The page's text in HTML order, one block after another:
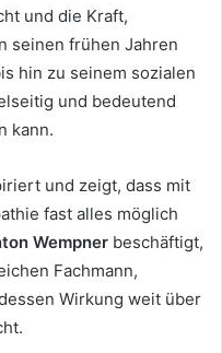
und die Kraft,
seinen frühen Jahren
hin zu seinem sozialen
und bedeutend
kann.
und zeigt, dass mit
fast alles möglich
Wempner beschäftigt,
Fachmann,
Wirkung weit über